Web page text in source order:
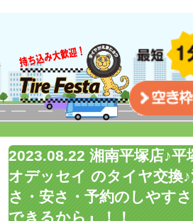
2023.08.22 湘南平塚店♪平
オデッセイ のタイヤ交換
さ・安さ・予約のしやす
できるから』！！